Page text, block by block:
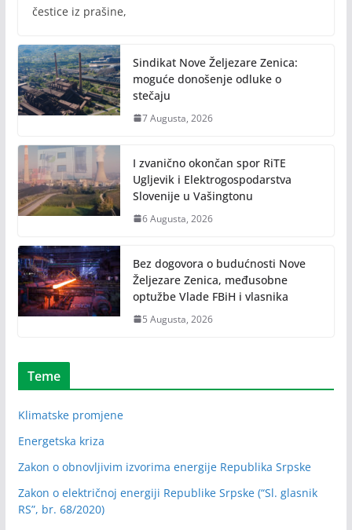
čestice iz prašine,
Sindikat Nove Željezare Zenica:
moguće donošenje odluke o
stečaju
7 Augusta, 2026
I zvanično okončan spor RiTE
Ugljevik i Elektrogospodarstva
Slovenije u Vašingtonu
6 Augusta, 2026
Bez dogovora o budućnosti Nove
Željezare Zenica, međusobne
optužbe Vlade FBiH i vlasnika
5 Augusta, 2026
Teme
Klimatske promjene
Energetska kriza
Zakon o obnovljivim izvorima energije Republika Srpske
Zakon o električnoj energiji Republike Srpske (“Sl. glasnik
RS”, br. 68/2020)